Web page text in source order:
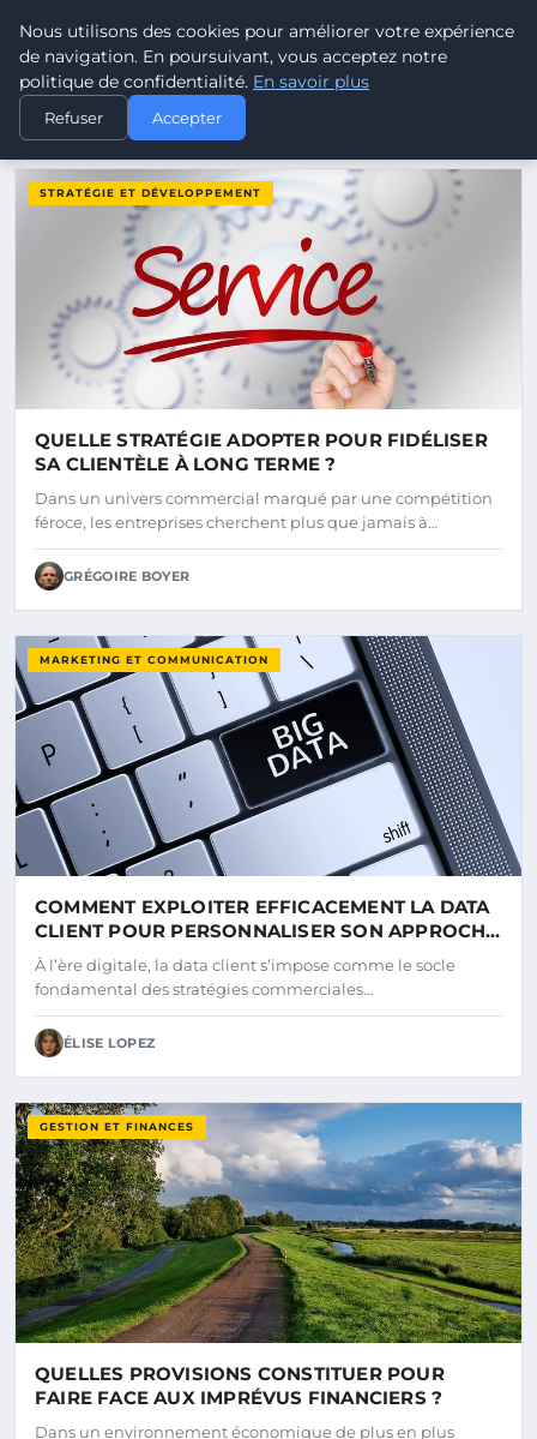
Pouvoir Ouvrier - Blog
POUVOIR OUVRIER
DERNIERS ARTICLES
STRATÉGIE ET DÉVELOPPEMENT
QUELLE STRATÉGIE ADOPTER POUR FIDÉLISER
SA CLIENTÈLE À LONG TERME ?
Dans un univers commercial marqué par une compétition
féroce, les entreprises cherchent plus que jamais à…
GRÉGOIRE BOYER
MARKETING ET COMMUNICATION
COMMENT EXPLOITER EFFICACEMENT LA DATA
CLIENT POUR PERSONNALISER SON APPROCHE
?
À l’ère digitale, la data client s’impose comme le socle
fondamental des stratégies commerciales…
ÉLISE LOPEZ
GESTION ET FINANCES
QUELLES PROVISIONS CONSTITUER POUR
FAIRE FACE AUX IMPRÉVUS FINANCIERS ?
Dans un environnement économique de plus en plus
Nous utilisons des cookies pour améliorer votre expérience
de navigation. En poursuivant, vous acceptez notre
politique de confidentialité. En savoir plus
Refuser Accepter